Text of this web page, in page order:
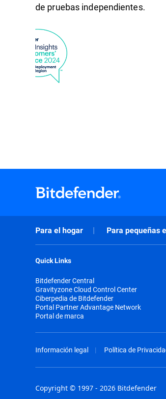
de pruebas independientes.
Para el hogar Para pequeñas
Quick Links
Bitdefender Central
Gravityzone Cloud Control Center
Ciberpedia de Bitdefender
Portal Partner Advantage Network
Portal de marca
Información legal Política de
Copyright © 1997 - 2026 Bitdefender